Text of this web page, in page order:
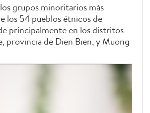
grupos minoritarios más
los 54 pueblos étnicos de
principalmente en los distritos
provincia de Dien Bien, y Muong
y refleja las características de